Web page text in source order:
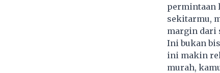
permintaan
sekitarmu,
margin dari
Ini bukan
ini makin
murah,